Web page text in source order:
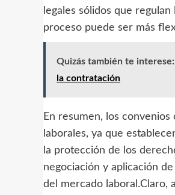
legales sólidos que
proceso puede ser más
Quizás también te interese:
la contratación
En resumen, los
laborales, ya que
la protección de los
negociación y aplicación
del mercado laboral.Claro,